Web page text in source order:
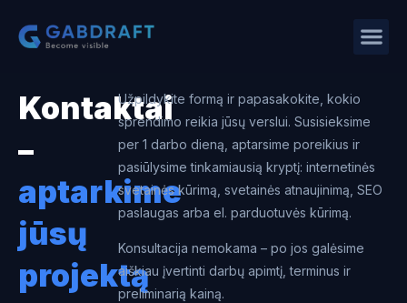
Kontaktai
–
aptarkime
jūsų
projektą
Užpildykite formą ir papasakokite, kokio
sprendimo reikia jūsų verslui. Susisieksime
per 1 darbo dieną, aptarsime poreikius ir
pasiūlysime tinkamiausią kryptį: internetinės
svetainės kūrimą, svetainės atnaujinimą, SEO
paslaugas arba el. parduotuvės kūrimą.
Konsultacija nemokama – po jos galėsime
aiškiau įvertinti darbų apimtį, terminus ir
preliminarią kainą.